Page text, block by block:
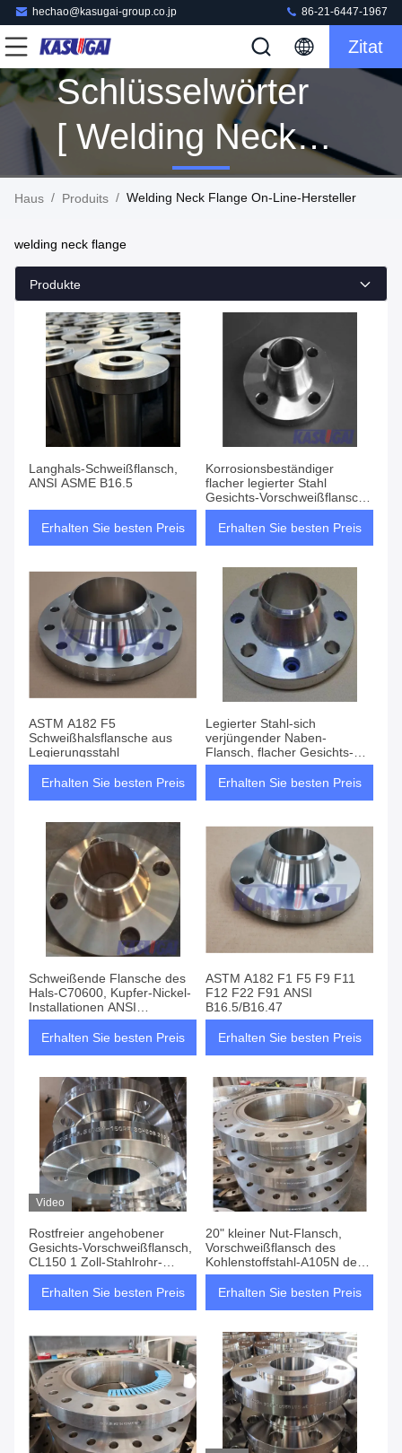
hechao@kasugai-group.co.jp 86-21-6447-1967
Zitat
Schlüsselwörter
[ Welding Neck
Flange ]
73 Produits
Haus / Produits / Welding Neck Flange On-Line-Hersteller
welding neck flange
Produkte
Langhals-Schweißflansch,
ANSI ASME B16.5
Erhalten Sie besten Preis
Korrosionsbeständiger
flacher legierter Stahl
Gesichts-Vorschweißflansch
ANSI B16.5/B16.47
Erhalten Sie besten Preis
ASTM A182 F5
Schweißhalsflansche aus
Legierungsstahl
Erhalten Sie besten Preis
Legierter Stahl-sich
verjüngender Naben-
Flansch, flacher Gesichts-
Vorschweißflansch F11 F12
F22 WN
Erhalten Sie besten Preis
Schweißende Flansche des
Hals-C70600, Kupfer-Nickel-
Installationen ANSI
B16.5/B16.47
Erhalten Sie besten Preis
ASTM A182 F1 F5 F9 F11
F12 F22 F91 ANSI
B16.5/B16.47
Erhalten Sie besten Preis
Video
Rostfreier angehobener
Gesichts-Vorschweißflansch,
CL150 1 Zoll-Stahlrohr-
Flansch
Erhalten Sie besten Preis
20" kleiner Nut-Flansch,
Vorschweißflansch des
Kohlenstoffstahl-A105N der
Klassen-300
Erhalten Sie besten Preis